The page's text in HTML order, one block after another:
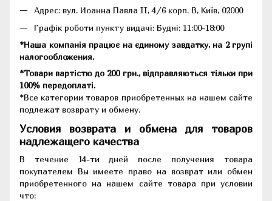
Адрес: вул. Иоанна Павла II, 4/6 корп. В, Київ, 02000
Графік роботи пункту видачі: Будні: 11:00-18:00
*Наша компанія працює на єдиному завдатку, на 2 групі
налогообложения.
*Товари вартістю до 200 грн., відправляються тільки при
100% передоплаті.
*Все категории товаров приобретенных на нашем сайте
подлежат возврату и обмену.
Условия возврата и обмена для товаров
надлежащего качества
В течение 14-ти дней после получения товара
покупателем Вы имеете право на возврат или обмен
приобретенного на нашем сайте товара при условии
что: